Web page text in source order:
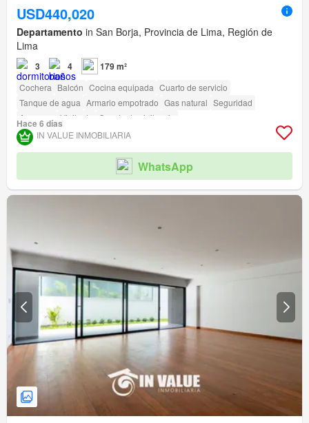
USD440,020
Departamento in San Borja, Provincia de Lima, Región de
Lima
3 4 179 m²
Cochera Balcón Cocina equipada Cuarto de servicio
Tanque de agua Armario empotrado Gas natural Seguridad
Ascensor Vigilante
Caseta de vigilancia
Acceso para personas con discapacidad
Hace 6 días
IN VALUE INMOBILIARIA
WhatsApp